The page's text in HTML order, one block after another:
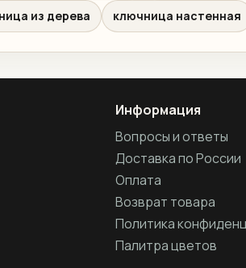
из дерева ключница настенная
Информация
Вопросы и ответы
Доставка по России
Оплата
Возврат товара
Политика
Палитра цветов